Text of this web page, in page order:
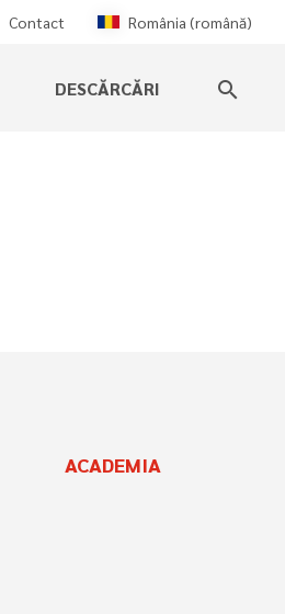
Contact România (română)
DESCĂRCĂRI search
ACADEMIA